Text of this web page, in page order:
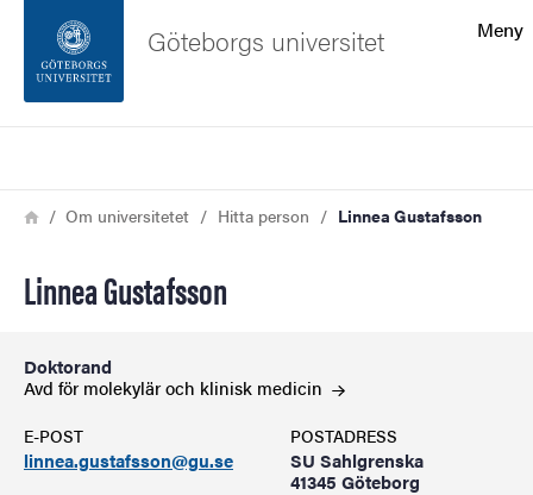
Sidfoten
Meny
Göteborgs universitet
Länkstig
HemOm universitetet Hitta person Linnea Gustafsson
Linnea Gustafsson
Doktorand
Avd för molekylär och klinisk medicin
E-POST
linnea.gustafsson@gu.se
POSTADRESS
SU Sahlgrenska
41345 Göteborg